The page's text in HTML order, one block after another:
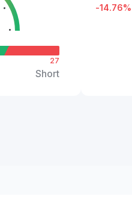
27
Short
-14.76%